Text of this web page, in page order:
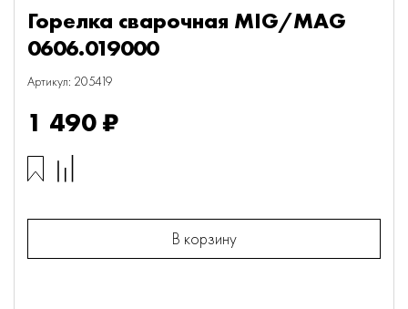
Горелка сварочная MIG/MAG
0606.019000
Артикул: 205419
1 490 ₽
В корзину